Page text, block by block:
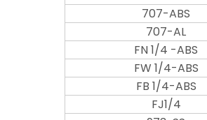
707-ABS
707-AL
FN 1/4 -ABS
FW 1/4-ABS
FB 1/4-ABS
FJ1/4